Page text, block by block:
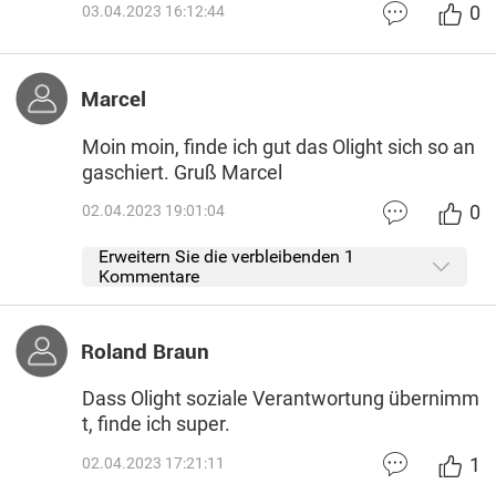
03.04.2023 16:12:44 0
Marcel
Moin moin, finde ich gut das Olight sich so an
gaschiert. Gruß Marcel
02.04.2023 19:01:04 0
Erweitern Sie die verbleibenden 1
Kommentare
Roland Braun
Dass Olight soziale Verantwortung übernimm
t, finde ich super.
02.04.2023 17:21:11 1